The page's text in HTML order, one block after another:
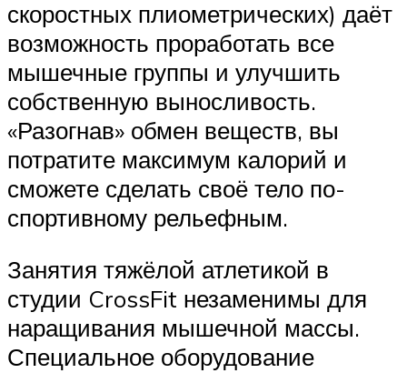
скоростных плиометрических) даёт
возможность проработать все
мышечные группы и улучшить
собственную выносливость.
«Разогнав» обмен веществ, вы
потратите максимум калорий и
сможете сделать своё тело по-
спортивному рельефным.
Занятия тяжёлой атлетикой в
студии CrossFit незаменимы для
наращивания мышечной массы.
Специальное оборудование